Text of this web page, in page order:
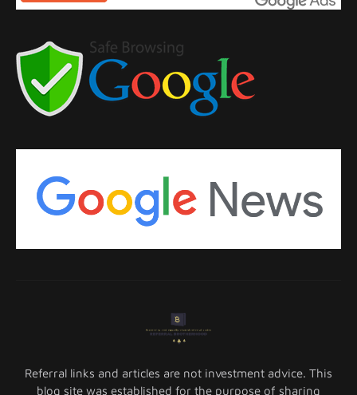
Referral links and articles are not investment advice. This
blog site was established for the purpose of sharing